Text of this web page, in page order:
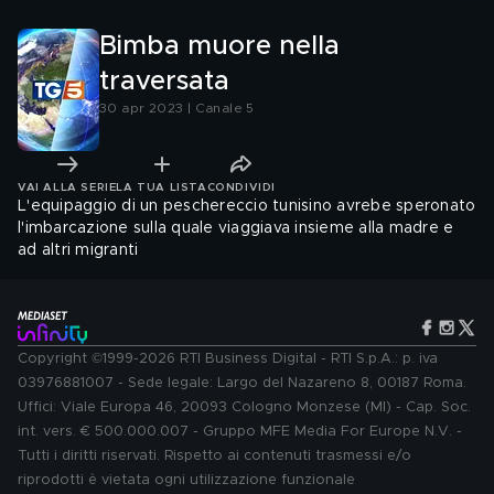
Bimba muore nella
traversata
30 apr 2023 | Canale 5
VAI ALLA SERIE LA TUA LISTA CONDIVIDI
L'equipaggio di un peschereccio tunisino avrebe speronato
l'imbarcazione sulla quale viaggiava insieme alla madre e
ad altri migranti
Copyright ©1999-2026 RTI Business Digital - RTI S.p.A.: p. iva
03976881007 - Sede legale: Largo del Nazareno 8, 00187 Roma.
Uffici: Viale Europa 46, 20093 Cologno Monzese (MI) - Cap. Soc.
int. vers. € 500.000.007 - Gruppo MFE Media For Europe N.V. -
Tutti i diritti riservati. Rispetto ai contenuti trasmessi e/o
riprodotti è vietata ogni utilizzazione funzionale